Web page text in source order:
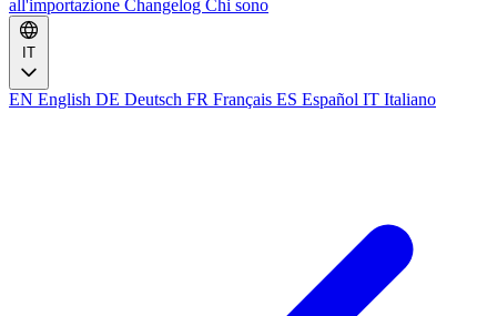
all'importazione Changelog Chi sono
IT
EN English DE Deutsch FR Français ES Español IT Italiano